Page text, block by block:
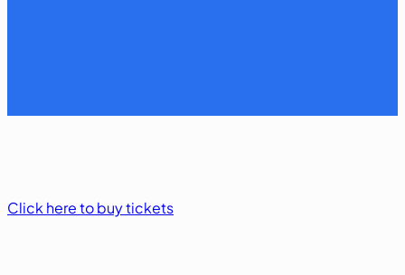
Click here to buy tickets